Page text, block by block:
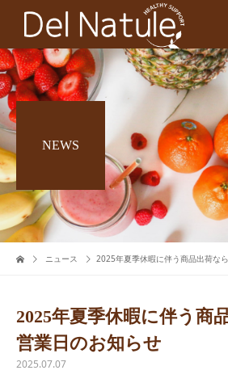
NEWS
ニュース 2025年夏季休暇に伴う商品出荷な
2025年夏季休暇に伴う商
営業日のお知らせ
2025.07.07